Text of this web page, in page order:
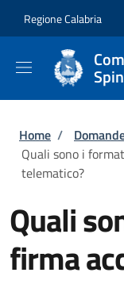
Regione Calabria
Briciole
Home /
Quali sono i
telematico?
Quali
firma